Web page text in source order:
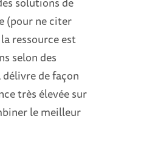
(pour ne citer
ressource est
selon des
de façon
très élevée sur
le meilleur